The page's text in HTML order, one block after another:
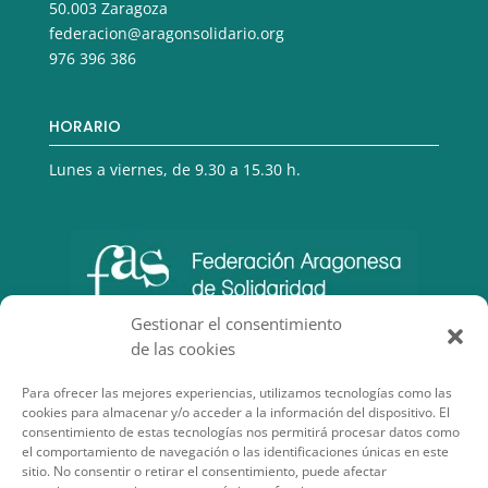
Gestionar el consentimiento
de las cookies
Para ofrecer las mejores experiencias, utilizamos tecnologías como las
cookies para almacenar y/o acceder a la información del dispositivo. El
consentimiento de estas tecnologías nos permitirá procesar datos como
el comportamiento de navegación o las identificaciones únicas en este
sitio. No consentir o retirar el consentimiento, puede afectar
50.003 Zaragoza
federacion@aragonsolidario.org
976 396 386
HORARIO
Lunes a viernes, de 9.30 a 15.30 h.